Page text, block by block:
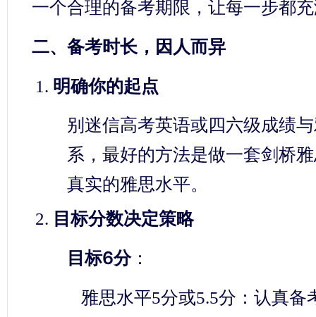
一个合理的备考期限，让每一步都
二、备考时长，因人而异
明确你的起点
别迷信高考英语或四六级成绩
系，最好的方法是做一套剑桥
真实的雅思水平。
目标分数决定策略
目标6分：
雅思水平5分或5.5分：认真备